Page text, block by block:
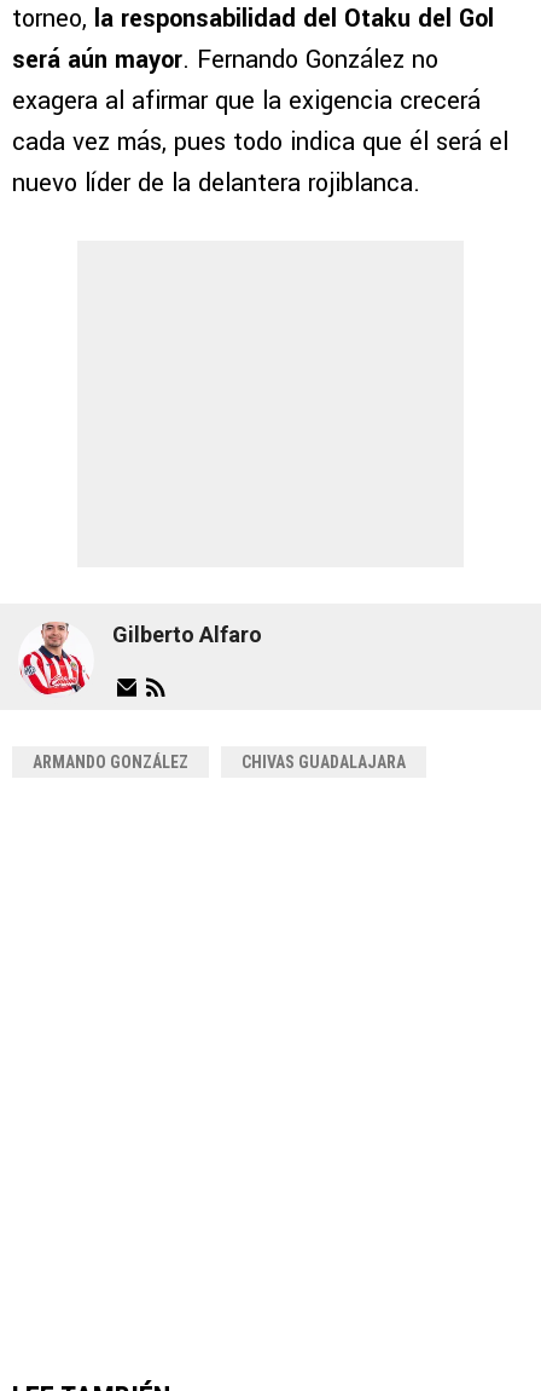
torneo, la responsabilidad del Otaku del Gol
será aún mayor. Fernando González no
exagera al afirmar que la exigencia crecerá
cada vez más, pues todo indica que él será el
nuevo líder de la delantera rojiblanca.
Gilberto Alfaro
ARMANDO GONZÁLEZ CHIVAS GUADALAJARA